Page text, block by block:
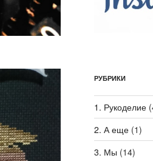
РУБРИКИ
1. Рукоделие
2. А еще(1)
3. Мы (14)